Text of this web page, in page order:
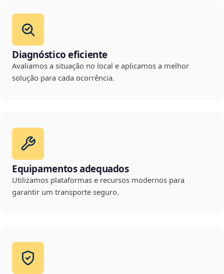
Diagnóstico eficiente
Avaliamos a situação no local e aplicamos a melhor
solução para cada ocorrência.
Equipamentos adequados
Utilizamos plataformas e recursos modernos para
garantir um transporte seguro.